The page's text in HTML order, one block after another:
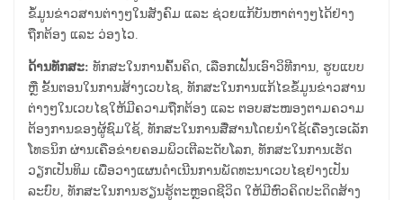
ຂໍ້ມູນຂ່າວສານຕ່າງໆໃນສັງຄົມ ແລະ ຊ່ວຍແກ້ບັນຫາຕ່າງໆໄດ້ຢ່າງ
ຖືກຕ້ອງ ແລະ ວ່ອງໄວ.
ດ້ານທັກສະ: ທັກສະໃນການຄົ້ນຄິດ, ເລືອກເຟັ້ນເອົາວິທີການ, ຮູບແບບ
ຫຼື ຂັ້ນຕອນໃນການສ້າງເວບໄຊ, ທັກສະໃນການແກ້ໄຂຂໍ້ມູນຂ່າວສານ
ຕ່າງໆໃນເວບໄຊໃຫ້ມີຄວາມຖືກຕ້ອງ ແລະ ຕອບສະໜອງຕາມຄວາມ
ຕ້ອງການຂອງຜູ້ຊົມໃຊ້, ທັກສະໃນການສື່ສານໂດຍນໍາໃຊ້ເຄື່ອງເອເລັກ
ໂທຣນິກ ຜ່ານເຄືອຂ່າຍຄອມພິວເຕີລະດັບໂລກ, ທັກສະໃນການເຮັດ
ວຽກເປັນທິມ ເພື່ອວາງແຜນດໍາເນີນການພັດທະນາເວບໄຊຢ່າງເປັນ
ລະບົບ, ທັກສະໃນການຮຽນຮູ້ຕະຫຼອດຊີວິດ ໃຫ້ມີຫົວຄິດປະດິດສ້າງ